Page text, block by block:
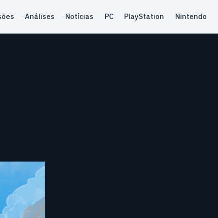
Análises Notícias PC PlayStation Nintendo